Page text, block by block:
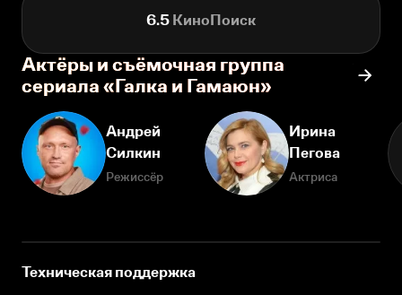
6.5 КиноПоиск
Актёры и съёмочная группа
сериала «Галка и Гамаюн»
Андрей
Силкин
Режиссёр
Ирина
Пегова
Актриса
Техническая поддержка